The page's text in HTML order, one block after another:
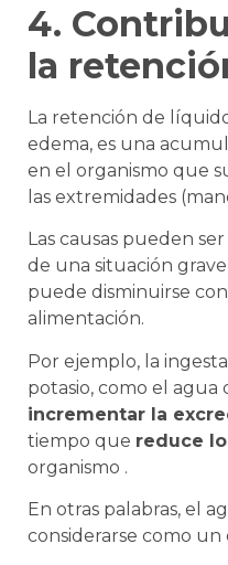
4.
la
La retención de
edema, es una
en el organismo que
las extremidades
Las causas pueden
de una situación
puede disminuirse
alimentación.
Por ejemplo, la
potasio, como el agua
incrementar la
tiempo que reduce
organismo .
En otras palabras, el
considerarse como